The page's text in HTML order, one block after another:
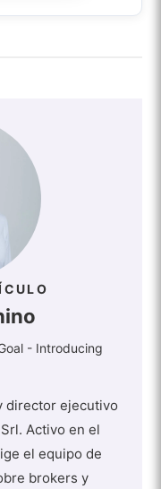
- Introducing
director ejecutivo
Activo en el
el equipo de
brokers y